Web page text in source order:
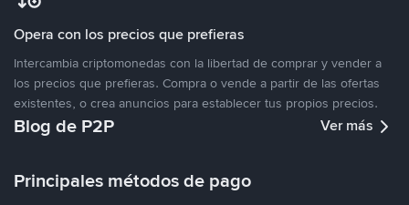
Opera con los precios que prefieras
Intercambia criptomonedas con la libertad de comprar y vender a
los precios que prefieras. Compra o vende a partir de las ofertas
existentes, o crea anuncios para establecer tus propios precios.
Blog de P2P Ver más
Principales métodos de pago